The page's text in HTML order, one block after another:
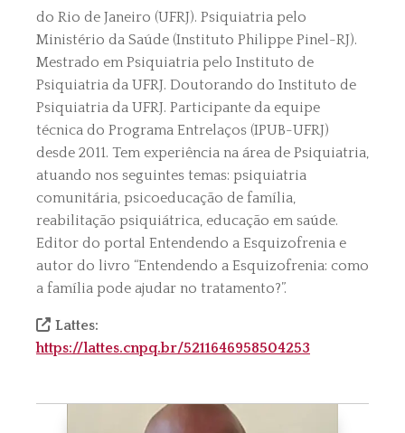
do Rio de Janeiro (UFRJ). Psiquiatria pelo
Ministério da Saúde (Instituto Philippe Pinel-RJ).
Mestrado em Psiquiatria pelo Instituto de
Psiquiatria da UFRJ. Doutorando do Instituto de
Psiquiatria da UFRJ. Participante da equipe
técnica do Programa Entrelaços (IPUB-UFRJ)
desde 2011. Tem experiência na área de Psiquiatria,
atuando nos seguintes temas: psiquiatria
comunitária, psicoeducação de família,
reabilitação psiquiátrica, educação em saúde.
Editor do portal Entendendo a Esquizofrenia e
autor do livro “Entendendo a Esquizofrenia: como
a família pode ajudar no tratamento?”.
Lattes:
https://lattes.cnpq.br/5211646958504253